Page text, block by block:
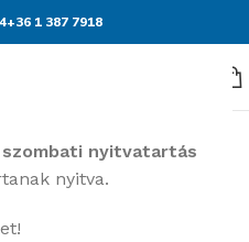
szombati nyitvatartás
nyitva.
+36 1 387 7918